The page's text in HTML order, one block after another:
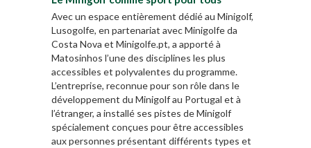
Avec un espace entièrement dédié au Minigolf,
Lusogolfe, en partenariat avec Minigolfe da
Costa Nova et Minigolfe.pt, a apporté à
Matosinhos l’une des disciplines les plus
accessibles et polyvalentes du programme.
L’entreprise, reconnue pour son rôle dans le
développement du Minigolf au Portugal et à
l’étranger, a installé ses pistes de Minigolf
spécialement conçues pour être accessibles
aux personnes présentant différents types et